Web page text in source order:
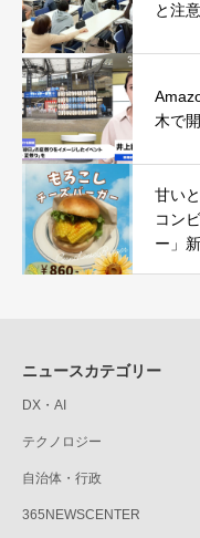
と注
木で
甘い
コン
ー」
ニュースカテゴリー
DX・AI
テクノロジー
自治体・行政
365NEWSCENTER